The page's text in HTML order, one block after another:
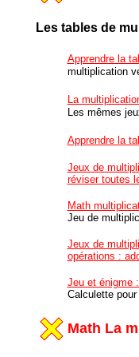
Les tables de
Apprendre la
multiplication
La
Les mêmes
Apprendre la
Jeux de
réviser toutes
Math
Jeu de
Jeux de
opérations :
Jeu et énigme
Calculette
Math La